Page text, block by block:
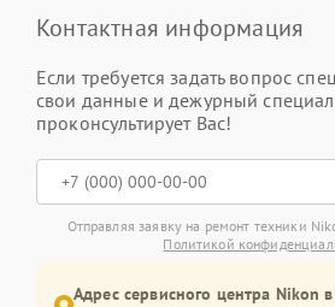
Контактная информация
Если требуется задать вопрос
свои данные и дежурный
проконсультирует Вас!
Отправляя заявку на ремонт техники
Политикой
Адрес сервисного центра Nikon